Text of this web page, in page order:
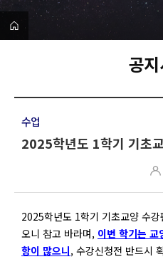
공
수업
2025학년도 1학기 기초
2025학년도 1학기 기초교양 수
오니 참고 바라며, 이번 학기는 교
항이 많으니, 수강신청전 반드시